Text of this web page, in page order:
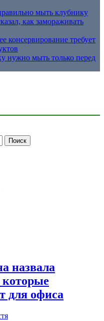
мыть клубнику
как замораживать
консервирование требует
нужно мыть только перед
назвала
для офиса